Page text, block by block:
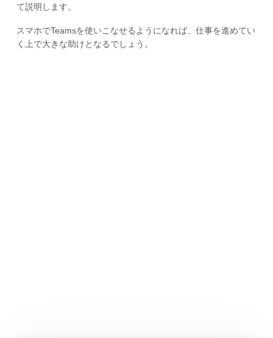
て説明します。
スマホでTeamsを使いこなせるようになれば、仕事を進めてい
く上で大きな助けとなるでしょう。